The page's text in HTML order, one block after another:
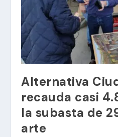
Alternativa
recauda casi
la subasta de
arte